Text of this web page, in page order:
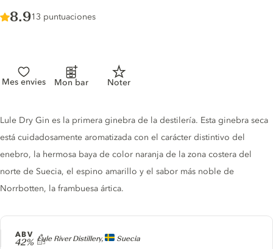
Score :
8.9/ 10
13 puntuaciones
Mes envies Mon bar Noter
Producer
Lule River Distillery, Suecia
ABV
42%
Gin description
Lule Dry Gin es la primera ginebra de la destilería. Esta ginebra seca
está cuidadosamente aromatizada con el carácter distintivo del
enebro, la hermosa baya de color naranja de la zona costera del
norte de Suecia, el espino amarillo y el sabor más noble de
Norrbotten, la frambuesa ártica.